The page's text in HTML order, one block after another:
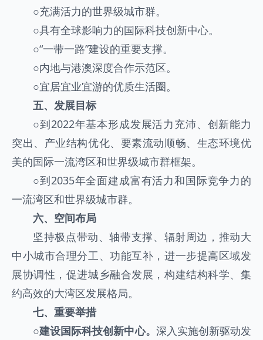
○充满活力的世界级城市群。
○具有全球影响力的国际科技创新中心。
○“一带一路”建设的重要支撑。
○内地与港澳深度合作示范区。
○宜居宜业宜游的优质生活圈。
五、发展目标
○到2022年基本形成发展活力充沛、创新能力
突出、产业结构优化、要素流动顺畅、生态环境优
美的国际一流湾区和世界级城市群框架。
○到2035年全面建成富有活力和国际竞争力的
一流湾区和世界级城市群。
六、空间布局
坚持极点带动、轴带支撑、辐射周边，推动大
中小城市合理分工、功能互补，进一步提高区域发
展协调性，促进城乡融合发展，构建结构科学、集
约高效的大湾区发展格局。
七、重要举措
○建设国际科技创新中心。 深入实施创新驱动发